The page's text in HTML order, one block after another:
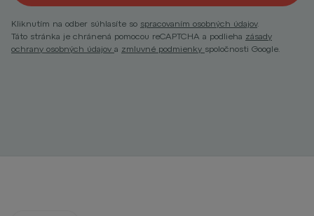
Kliknutím na odber súhlasíte so spracovaním osobných údajov.
Táto stránka je chránená pomocou reCAPTCHA a podlieha zásady
ochrany osobných údajov a zmluvné podmienky spoločnosti Google.